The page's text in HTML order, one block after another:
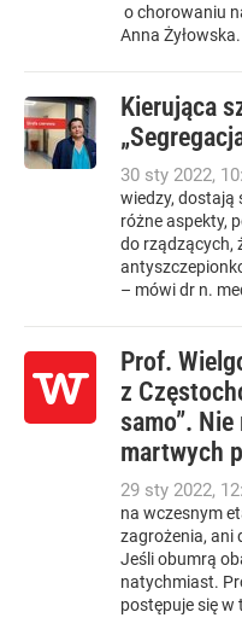
o chorowaniu
Anna Żyłowska.
Kierująca
30 sty 2022,
wiedzy, dostają
różne aspekty,
do rządzących,
– mówi dr n.
Prof.
z
samo”.
martwych
29 sty 2022,
na wczesnym
zagrożenia, ani
Jeśli obumrą
natychmiast.
postępuje się